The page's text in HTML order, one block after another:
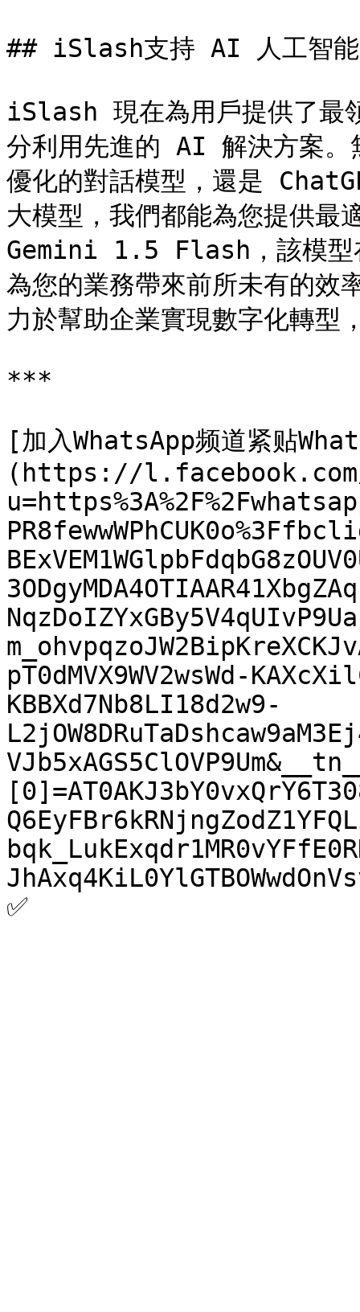
## iSlash支持 AI 人工智能
iSlash 現在為用戶提供了最
分利用先進的 AI 解決方案
優化的對話模型，還是
大模型，我們都能為您提供最
Gemini 1.5 Flash，該模型
為您的業務帶來前所未有的效
力於幫助企業實現數字化轉型
***
[加入WhatsApp频道紧贴
(https://
pT0dMVX9WV2wsWd-
KBBXd7Nb8LI18d2w9-